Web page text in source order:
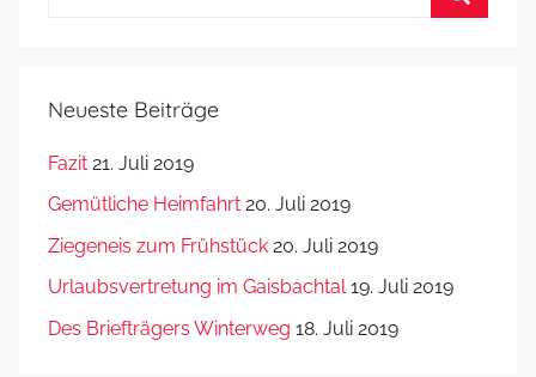
Neueste Beiträge
Fazit 21. Juli 2019
Gemütliche Heimfahrt 20. Juli 2019
Ziegeneis zum Frühstück 20. Juli 2019
Urlaubsvertretung im Gaisbachtal 19. Juli 2019
Des Briefträgers Winterweg 18. Juli 2019